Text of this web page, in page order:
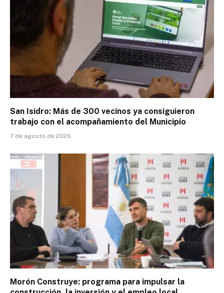
San Isidro: Más de 300 vecinos ya consiguieron
trabajo con el acompañamiento del Municipio
7 de agosto de 2026
Morón Construye: programa para impulsar la